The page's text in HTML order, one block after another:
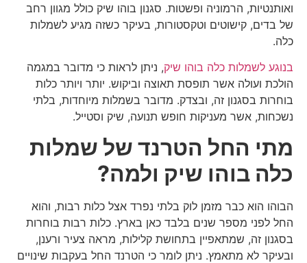
ואותנטיות, הרמוניה ופשטות. סגנון בוהו שיק כולל מגוון רחב
של בדים, קישוטים וטקסטורות, בעיקר כשזה מגיע לשמלות
כלה.
בנוגע לשמלות כלה בוהו שיק, ניתן לראות כי מדובר במגמה
הולכת ועולה אשר תופסת תאוצה וביקוש. יותר ויותר כלות
בוחרות בסגנון זה, ובצדק. מדובר בשמלות מיוחדות, בלתי
נשכחות, אשר מעניקות חופש תנועה, שיק וסטייל.
מתי החל הטרנד של שמלות
כלה בוהו שיק ולמה?
הבוהו הוא כבר מזמן לוק בלתי נפרד אצל כלות רבות, והוא
החל לפני מספר שנים בלבד כאן בארץ. כלות רבות בוחרות
בסגנון זה, שמתאפיין בתחושת קלילות, מראה צעיר ורענן,
ובעיקר לא מתאמץ. ניתן לומר כי הטרנד החל בעקבות שינויים